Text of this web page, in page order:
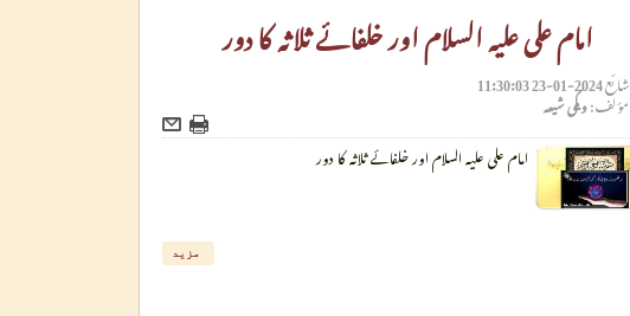
امام علی علیہ السلام اور خلفائے ثلاثہ کا دور
شائع2024-01-23 11:30:03
مؤلف:ویکی شیعہ
امام علی علیہ السلام اور خلفائے ثلاثہ کا دور
مزید